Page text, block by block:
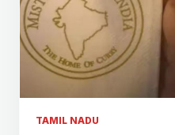
TAMIL NADU